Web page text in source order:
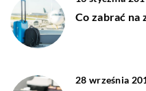
Co zabrać na
28 września